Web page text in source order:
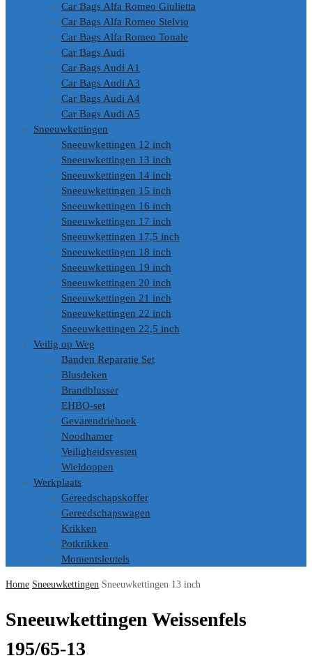
Car Bags Alfa Romeo Giulietta
Car Bags Alfa Romeo Stelvio
Car Bags Alfa Romeo Tonale
Car Bags Audi
Car Bags Audi A1
Car Bags Audi A3
Car Bags Audi A4
Car Bags Audi A5
Sneeuwkettingen
Sneeuwkettingen 12 inch
Sneeuwkettingen 13 inch
Sneeuwkettingen 14 inch
Sneeuwkettingen 15 inch
Sneeuwkettingen 16 inch
Sneeuwkettingen 17 inch
Sneeuwkettingen 17,5 inch
Sneeuwkettingen 18 inch
Sneeuwkettingen 19 inch
Sneeuwkettingen 20 inch
Sneeuwkettingen 21 inch
Sneeuwkettingen 22 inch
Sneeuwkettingen 22,5 inch
Veilig op Weg
Banden Reparatie Set
Blusdeken
Brandblusser
EHBO-set
Gevarendriehoek
Noodhamer
Veiligheidsvesten
Wieldoppen
Werkplaats
Gereedschapskoffer
Gereedschapswagen
Krikken
Potkrikken
Momentsleutels
Home Sneeuwkettingen Sneeuwkettingen 13 inch
Sneeuwkettingen Weissenfels
195/65-13